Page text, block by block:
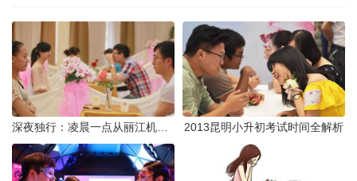
2013昆明小升初考试时间全解析